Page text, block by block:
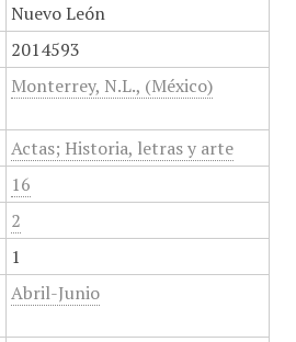
Nuevo León
2014593
Monterrey, N.L., (México)
Actas; Historia, letras y arte
16
2
1
Abril-Junio